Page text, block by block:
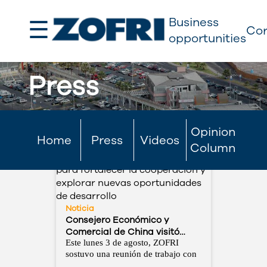
☰
Business
opportunities
Press
Home Press Videos
Opinion
Column
Noticia
Consejero Económico y
Comercial de China visitó
ZOFRI para fortalecer la
cooperación y explorar
Este lunes 3 de agosto, ZOFRI
sostuvo una reunión de trabajo con